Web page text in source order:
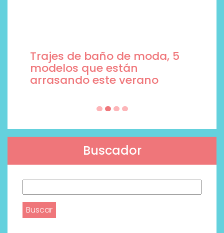
Trajes de baño de moda, 5
modelos que están
arrasando este verano
Buscador